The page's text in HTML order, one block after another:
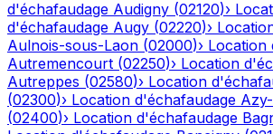
d'échafaudage Audigny (02120)›
d'échafaudage Augy (02220)›
Aulnois-sous-Laon (02000)› Location
Autremencourt (02250)› Location
Autreppes (02580)› Location
(02300)› Location d'échafaudage
(02400)› Location d'échafaudage